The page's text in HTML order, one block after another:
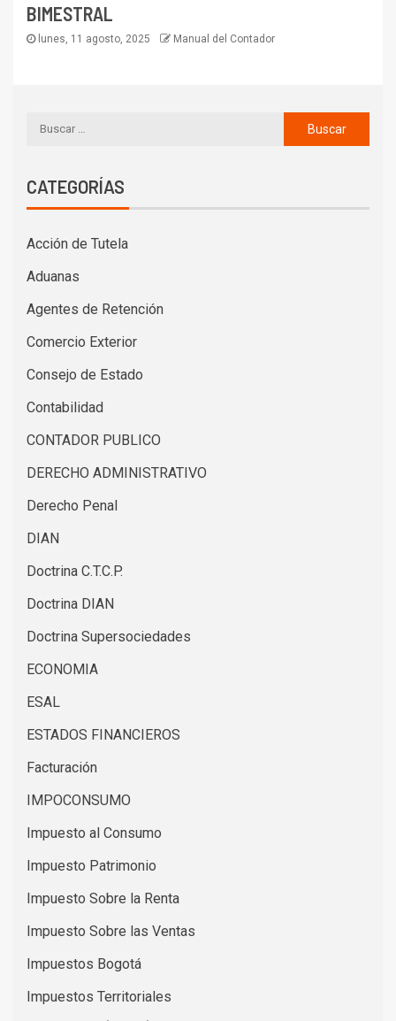
BIMESTRAL
lunes, 11 agosto, 2025 Manual del Contador
CATEGORÍAS
Acción de Tutela
Aduanas
Agentes de Retención
Comercio Exterior
Consejo de Estado
Contabilidad
CONTADOR PUBLICO
DERECHO ADMINISTRATIVO
Derecho Penal
DIAN
Doctrina C.T.C.P.
Doctrina DIAN
Doctrina Supersociedades
ECONOMIA
ESAL
ESTADOS FINANCIEROS
Facturación
IMPOCONSUMO
Impuesto al Consumo
Impuesto Patrimonio
Impuesto Sobre la Renta
Impuesto Sobre las Ventas
Impuestos Bogotá
Impuestos Territoriales